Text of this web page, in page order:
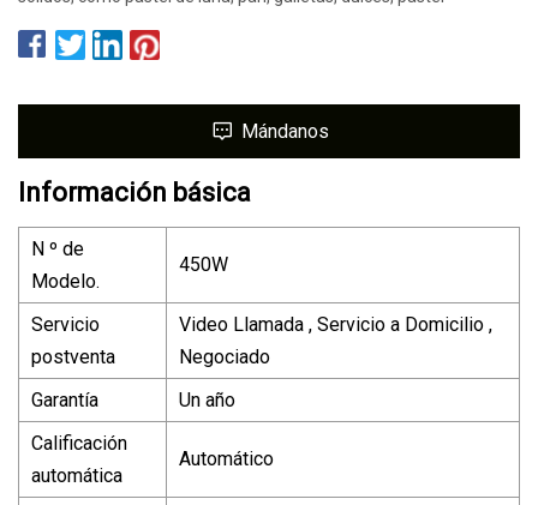
Mándanos
Información básica
N º de
Modelo.
450W
Servicio
postventa
Video Llamada , Servicio a Domicilio ,
Negociado
Garantía
Un año
Calificación
automática
Automático